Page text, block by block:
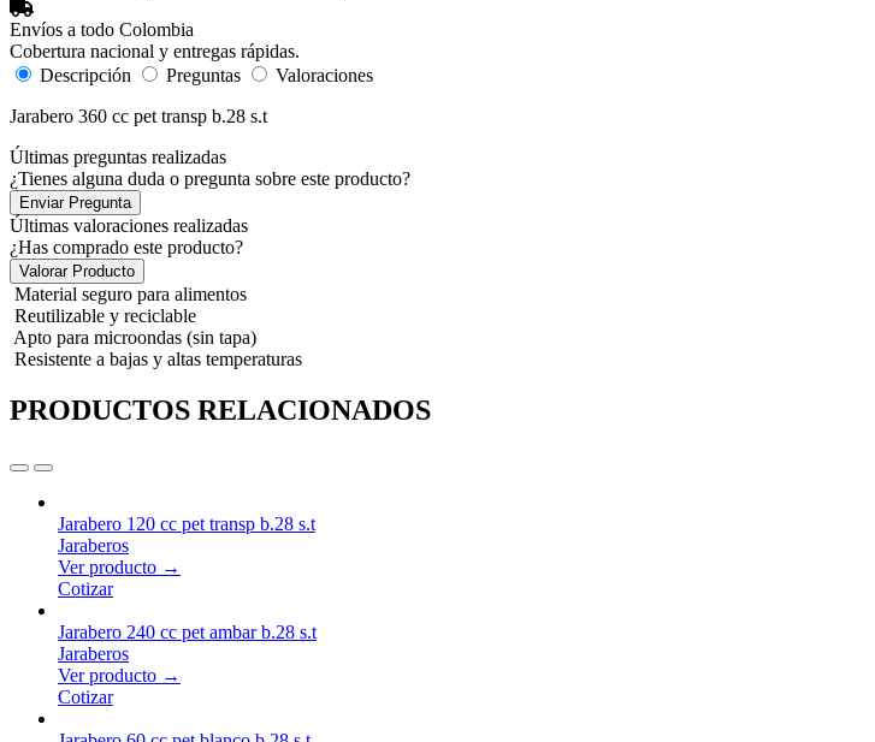
Envíos a todo Colombia
Cobertura nacional y entregas rápidas.
Descripción
Preguntas
Valoraciones
Jarabero 360 cc pet transp b.28 s.t
Últimas preguntas realizadas
¿Tienes alguna duda o pregunta sobre este producto?
Enviar Pregunta
Últimas valoraciones realizadas
¿Has comprado este producto?
Valorar Producto
Material seguro para alimentos
Reutilizable y reciclable
Apto para microondas (sin tapa)
Resistente a bajas y altas temperaturas
PRODUCTOS RELACIONADOS
Jarabero 120 cc pet transp b.28 s.t
Jaraberos
Ver producto →
Cotizar
Jarabero 240 cc pet ambar b.28 s.t
Jaraberos
Ver producto →
Cotizar